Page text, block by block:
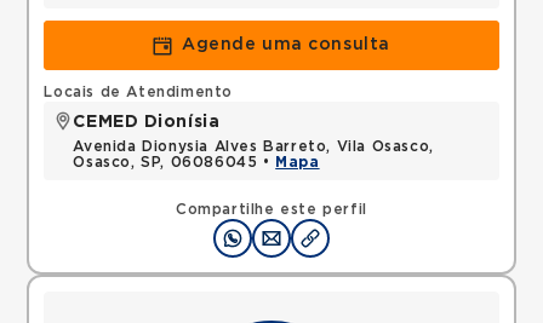
Agende uma consulta
Compartilhe este perfil
Locais de Atendimento
CEMED Dionísia
Avenida Dionysia Alves Barreto, Vila Osasco,
Osasco, SP, 06086045 •
Mapa